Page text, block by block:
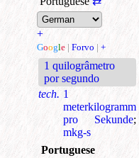
+
Google | Forvo | +
1 quilogrâmetro
por segundo
tech. 1
meterkilogramm
pro Sekunde;
mkg-s
Portuguese